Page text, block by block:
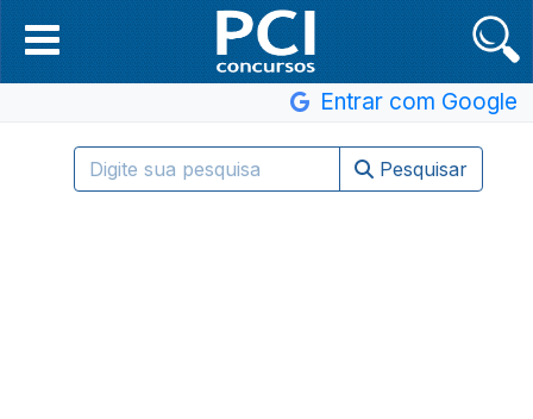
Entrar com Google
Pesquisar